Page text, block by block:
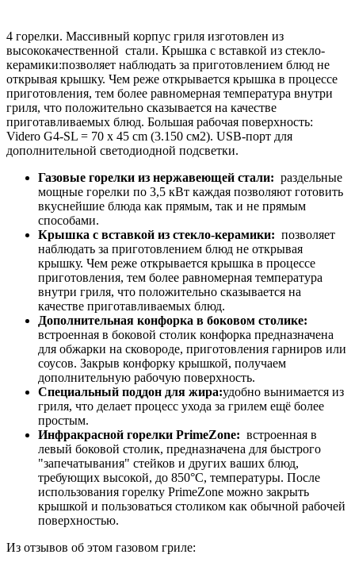
4 горелки. Массивный корпус гриля изготовлен из
высококачественной стали. Крышка с вставкой из стекло-
керамики:позволяет наблюдать за приготовлением блюд не
открывая крышку. Чем реже открывается крышка в процессе
приготовления, тем более равномерная температура внутри
гриля, что положительно сказывается на качестве
приготавливаемых блюд. Большая рабочая поверхность:
Videro G4-SL = 70 x 45 cm (3.150 см2). USB-порт для
дополнительной светодиодной подсветки.
Газовые горелки из нержавеющей стали: раздельные
мощные горелки по 3,5 кВт каждая позволяют готовить
вкуснейшие блюда как прямым, так и не прямым
способами.
Крышка с вставкой из стекло-керамики: позволяет
наблюдать за приготовлением блюд не открывая
крышку. Чем реже открывается крышка в процессе
приготовления, тем более равномерная температура
внутри гриля, что положительно сказывается на
качестве приготавливаемых блюд.
Дополнительная конфорка в боковом столике:
встроенная в боковой столик конфорка предназначена
для обжарки на сковороде, приготовления гарниров или
соусов. Закрыв конфорку крышкой, получаем
дополнительную рабочую поверхность.
Специальный поддон для жира:удобно вынимается из
гриля, что делает процесс ухода за грилем ещё более
простым.
Инфракрасной горелки PrimeZone: встроенная в
левый боковой столик, предназначена для быстрого
"запечатывания" стейков и других ваших блюд,
требующих высокой, до 850°С, температуры. После
использования горелку PrimeZone можно закрыть
крышкой и пользоваться столиком как обычной рабочей
поверхностью.
Из отзывов об этом газовом гриле: